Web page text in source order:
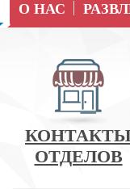
О НАС
ОТДЕЛОВ